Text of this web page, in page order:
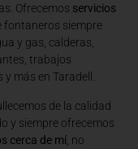
Ofrecemos servicios
fontaneros siempre
y gas, calderas,
trabajos
más en Taradell.
de la calidad
y siempre ofrecemos
cerca de mí , no